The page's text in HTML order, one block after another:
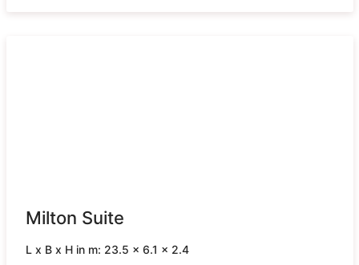
Milton Suite
L x B x H in m: 23.5 x 6.1 x 2.4